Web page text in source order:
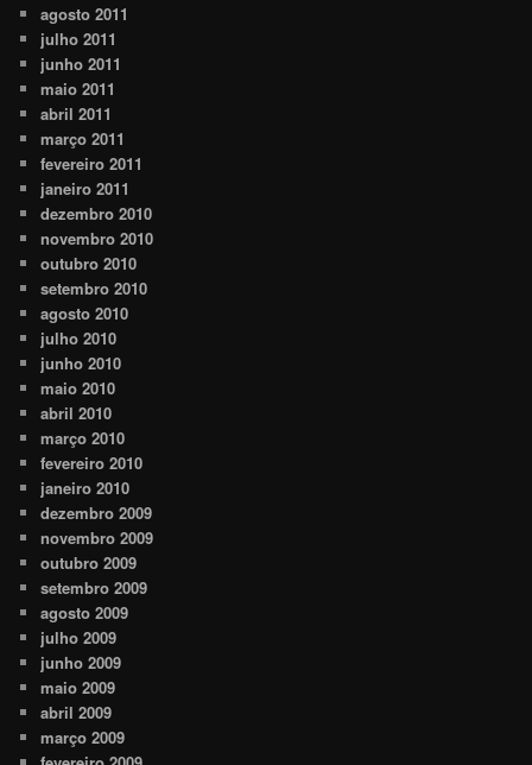
agosto 2011
julho 2011
junho 2011
maio 2011
abril 2011
março 2011
fevereiro 2011
janeiro 2011
dezembro 2010
novembro 2010
outubro 2010
setembro 2010
agosto 2010
julho 2010
junho 2010
maio 2010
abril 2010
março 2010
fevereiro 2010
janeiro 2010
dezembro 2009
novembro 2009
outubro 2009
setembro 2009
agosto 2009
julho 2009
junho 2009
maio 2009
abril 2009
março 2009